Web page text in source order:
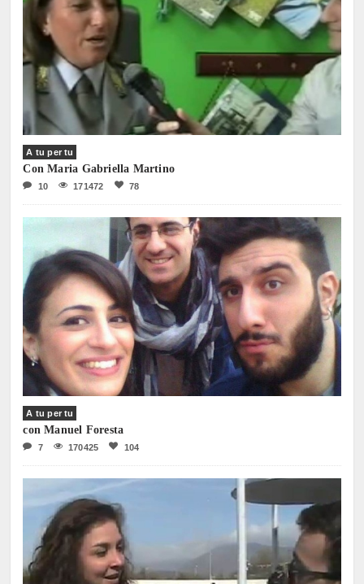
A tu per tu
Con Maria Gabriella Martino
10 171472 78
A tu per tu
con Manuel Foresta
7 170425 104